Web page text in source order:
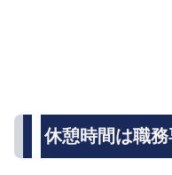
休憩時間は職